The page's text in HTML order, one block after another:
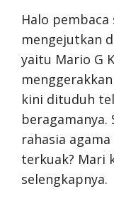
Halo
mengejutkan
yaitu Mario G
kini dituduh
beragamanya.
rahasia
terkuak? Mari
selengkapnya.